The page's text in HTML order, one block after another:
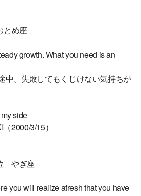
め座
growth. What you need is an
中。失敗してもくじけない気持ちが
side
2000/3/15）
やぎ座
you will realize afresh that you have